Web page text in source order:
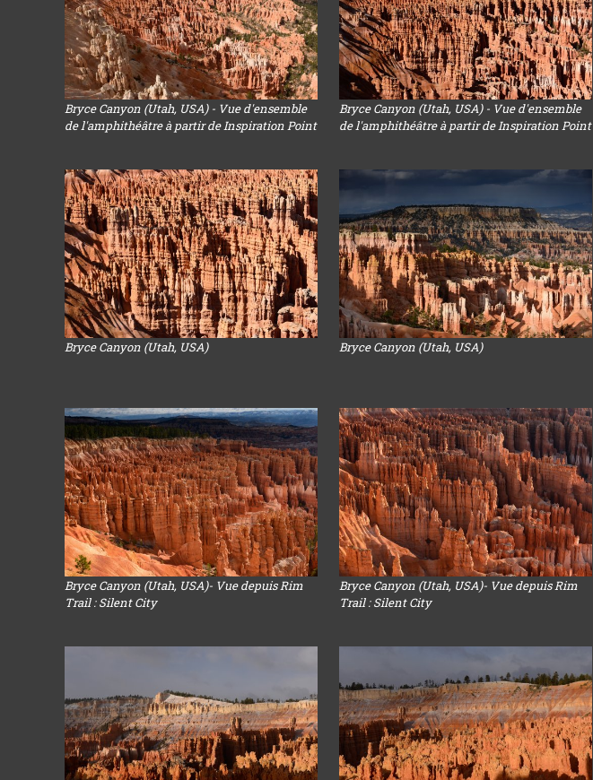
Bryce Canyon (Utah, USA) - Vue d'ensemble
de l'amphithéâtre à partir de Inspiration Point
Bryce Canyon (Utah, USA) - Vue d'ensemble
de l'amphithéâtre à partir de Inspiration Point
Bryce Canyon (Utah, USA) Bryce Canyon (Utah, USA)
Bryce Canyon (Utah, USA)- Vue depuis Rim
Trail : Silent City
Bryce Canyon (Utah, USA)- Vue depuis Rim
Trail : Silent City